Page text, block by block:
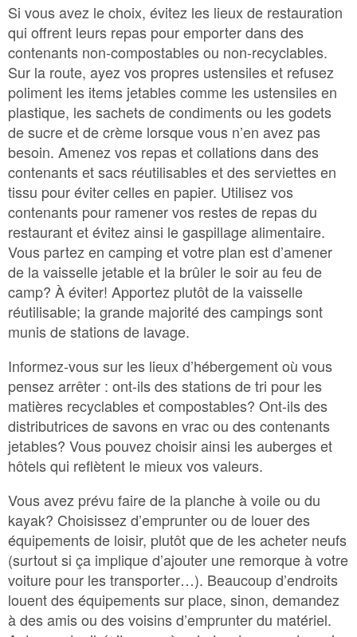
Si vous avez le choix, évitez les lieux de restauration
qui offrent leurs repas pour emporter dans des
contenants non-compostables ou non-recyclables.
Sur la route, ayez vos propres ustensiles et refusez
poliment les items jetables comme les ustensiles en
plastique, les sachets de condiments ou les godets
de sucre et de crème lorsque vous n’en avez pas
besoin. Amenez vos repas et collations dans des
contenants et sacs réutilisables et des serviettes en
tissu pour éviter celles en papier. Utilisez vos
contenants pour ramener vos restes de repas du
restaurant et évitez ainsi le gaspillage alimentaire.
Vous partez en camping et votre plan est d’amener
de la vaisselle jetable et la brûler le soir au feu de
camp? À éviter! Apportez plutôt de la vaisselle
réutilisable; la grande majorité des campings sont
munis de stations de lavage.
Informez-vous sur les lieux d’hébergement où vous
pensez arrêter : ont-ils des stations de tri pour les
matières recyclables et compostables? Ont-ils des
distributrices de savons en vrac ou des contenants
jetables? Vous pouvez choisir ainsi les auberges et
hôtels qui reflètent le mieux vos valeurs.
Vous avez prévu faire de la planche à voile ou du
kayak? Choisissez d’emprunter ou de louer des
équipements de loisir, plutôt que de les acheter neufs
(surtout si ça implique d’ajouter une remorque à votre
voiture pour les transporter…). Beaucoup d’endroits
louent des équipements sur place, sinon, demandez
à des amis ou des voisins d’emprunter du matériel.